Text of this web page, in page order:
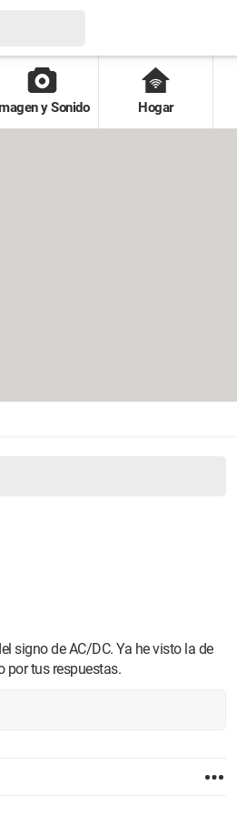
y Sonido Hogar
signo de AC/DC. Ya he visto la de
por tus respuestas.